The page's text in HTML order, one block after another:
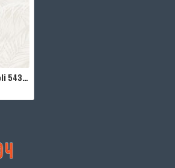
Andrea Rossi Stromboli 54348-1